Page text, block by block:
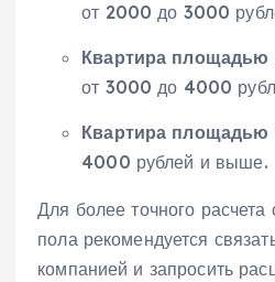
от 2000 до 3000
Квартира площадью
от 3000 до 4000
Квартира площадью
4000 рублей и выше.
Для более точного расчета
пола рекомендуется
компанией и запросить